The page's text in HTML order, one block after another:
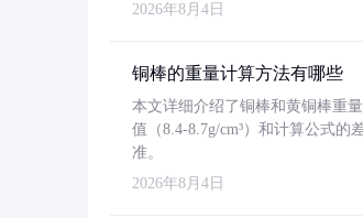
2026年8月4日
铜棒的重量计算方法有哪些
本文详细介绍了铜棒和黄铜棒重
值（8.4-8.7g/cm³）和计算公式
准。
2026年8月4日